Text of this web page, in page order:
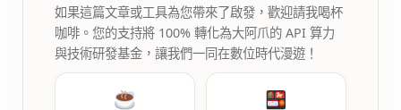
如果這篇文章或工具為您帶來了啟發，歡迎請我喝杯
咖啡。您的支持將 100% 轉化為大阿爪的 API 算力
與技術研發基金，讓我們一同在數位時代漫遊！